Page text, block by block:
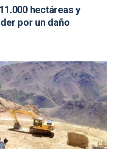
hectáreas y
por un daño